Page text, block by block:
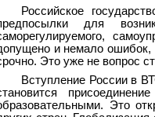
Российское
для
и немало ошибок,
Это уже не вопрос
Вступление России в
Это